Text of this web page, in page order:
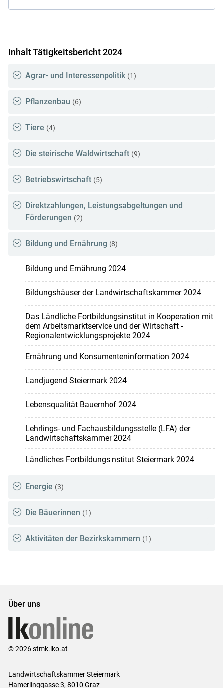
Inhalt Tätigkeitsbericht 2024
Agrar- und Interessenpolitik (1)
Pflanzenbau (6)
Tiere (4)
Die steirische Waldwirtschaft (9)
Betriebswirtschaft (5)
Direktzahlungen, Leistungsabgeltungen und
Förderungen (2)
Bildung und Ernährung (8)
Bildung und Ernährung 2024
Bildungshäuser der Landwirtschaftskammer 2024
Das Ländliche Fortbildungsinstitut in Kooperation mit
dem Arbeitsmarktservice und der Wirtschaft -
Regionalentwicklungsprojekte 2024
Ernährung und Konsumenteninformation 2024
Landjugend Steiermark 2024
Lebensqualität Bauernhof 2024
Lehrlings- und Fachausbildungsstelle (LFA) der
Landwirtschaftskammer 2024
Ländliches Fortbildungsinstitut Steiermark 2024
Energie (3)
Die Bäuerinnen (1)
Aktivitäten der Bezirkskammern (1)
Über uns
© 2026 stmk.lko.at
Landwirtschaftskammer Steiermark
Hamerlinggasse 3, 8010 Graz